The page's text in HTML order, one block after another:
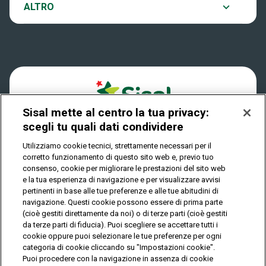
Play Your Date
Dove si gioca
Quanto si vince
Come riscuotere
ALTRO
Notifiche
Privacy
IL GIOCO È VIETATO AI MINORI E PUÒ CAUSARE
DIPENDENZA PATOLOGICA
© Copyright Sisal Italia S.p.A. - P.I. 02433760135
Privacy Cookies
Mappa
del
sito
Sisal mette al centro la tua privacy:
scegli tu quali dati condividere
Utilizziamo cookie tecnici, strettamente necessari per il
corretto funzionamento di questo sito web e, previo tuo
consenso, cookie per migliorare le prestazioni del sito web
e la tua esperienza di navigazione e per visualizzare avvisi
pertinenti in base alle tue preferenze e alle tue abitudini di
navigazione. Questi cookie possono essere di prima parte
(cioè gestiti direttamente da noi) o di terze parti (cioè gestiti
da terze parti di fiducia). Puoi scegliere se accettare tutti i
cookie oppure puoi selezionare le tue preferenze per ogni
categoria di cookie cliccando su "Impostazioni cookie".
Puoi procedere con la navigazione in assenza di cookie